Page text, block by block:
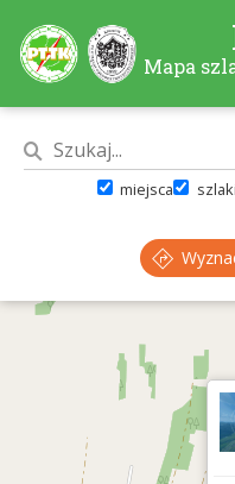
Mapa
miejsca szlaki